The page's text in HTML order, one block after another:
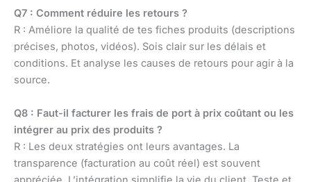
Q7 : Comment réduire les retours ?
R : Améliore la qualité de tes fiches produits (descriptions
précises, photos, vidéos). Sois clair sur les délais et
conditions. Et analyse les causes de retours pour agir à la
source.
Q8 : Faut-il facturer les frais de port à prix coûtant ou les
intégrer au prix des produits ?
R : Les deux stratégies ont leurs avantages. La
transparence (facturation au coût réel) est souvent